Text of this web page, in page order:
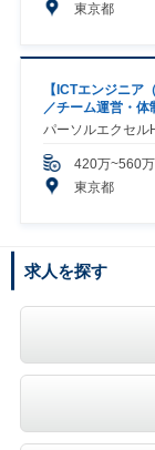
東京都
【ICTエンジニ
／チーム運営・体
パーソルエクセル
420万~560万
東京都
求人を探す